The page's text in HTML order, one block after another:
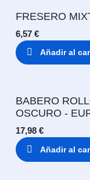
FRESERO
6,57 €
Añadir al
BABERO
OSCURO -
17,98 €
Añadir al